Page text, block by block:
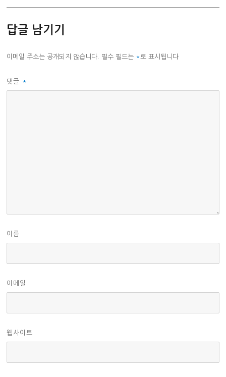
답글 남기기
이메일 주소는 공개되지 않습니다. 필수 필드는 * 로 표시됩니다
댓글 *
이름
이메일
웹사이트